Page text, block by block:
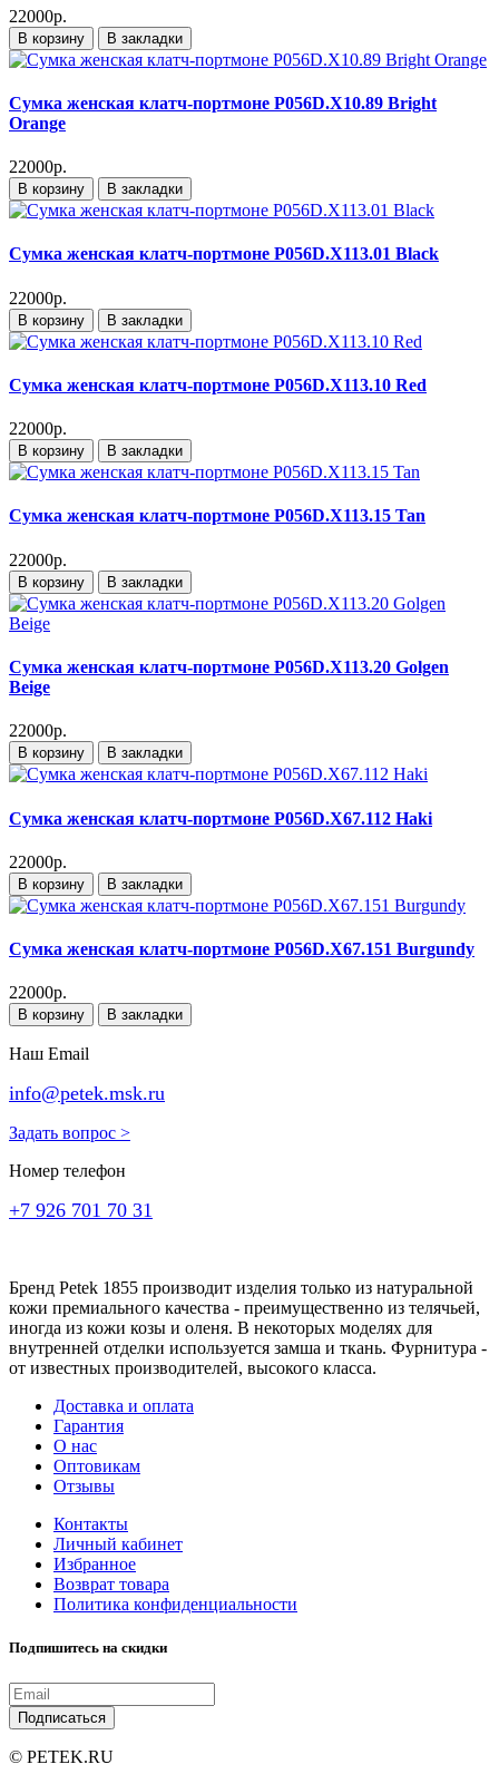
22000р.
В корзину В закладки
Сумка женская клатч-портмоне P056D.X10.89 Bright
Orange
22000р.
В корзину В закладки
Сумка женская клатч-портмоне P056D.X113.01 Black
22000р.
В корзину В закладки
Сумка женская клатч-портмоне P056D.X113.10 Red
22000р.
В корзину В закладки
Сумка женская клатч-портмоне P056D.X113.15 Tan
22000р.
В корзину В закладки
Сумка женская клатч-портмоне P056D.X113.20 Golgen
Beige
22000р.
В корзину В закладки
Сумка женская клатч-портмоне P056D.X67.112 Haki
22000р.
В корзину В закладки
Сумка женская клатч-портмоне P056D.X67.151 Burgundy
22000р.
В корзину В закладки
Наш Email
info@petek.msk.ru
Задать вопрос >
Номер телефон
+7 926 701 70 31
Бренд Petek 1855 производит изделия только из натуральной
кожи премиального качества - преимущественно из телячьей,
иногда из кожи козы и оленя. В некоторых моделях для
внутренней отделки используется замша и ткань. Фурнитура -
от известных производителей, высокого класса.
Доставка и оплата
Гарантия
О нас
Оптовикам
Отзывы
Контакты
Личный кабинет
Избранное
Возврат товара
Политика конфиденциальности
Подпишитесь на скидки
Подписаться
© PETEK.RU